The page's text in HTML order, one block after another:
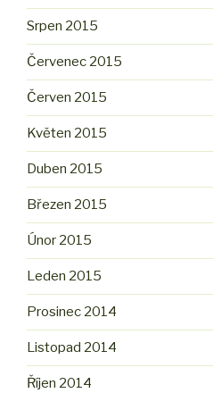
Srpen 2015
Červenec 2015
Červen 2015
Květen 2015
Duben 2015
Březen 2015
Únor 2015
Leden 2015
Prosinec 2014
Listopad 2014
Říjen 2014